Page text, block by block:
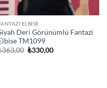
ELBISE
Deri Görünümlü Fantazi
TM1099
363,00 Orijinal
₺330,00Şu